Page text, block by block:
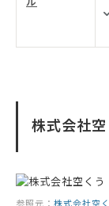
株式会社空
参照元： 株式会社空